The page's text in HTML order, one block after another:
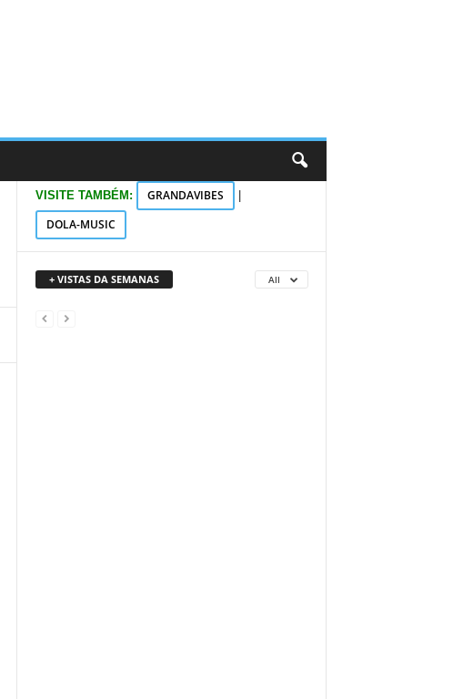
VISITE TAMBÉM: GRANDAVIBES
DOLA-MUSIC
+ VISTAS DA SEMANAS All